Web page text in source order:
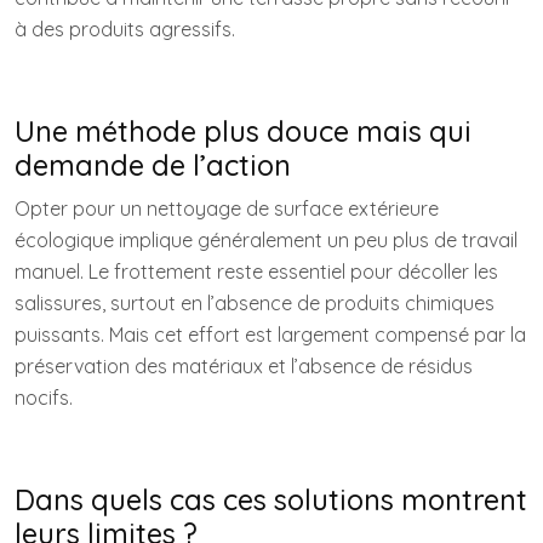
à des produits agressifs.
Une méthode plus douce mais qui
demande de l’action
Opter pour un nettoyage de surface extérieure
écologique implique généralement un peu plus de travail
manuel. Le frottement reste essentiel pour décoller les
salissures, surtout en l’absence de produits chimiques
puissants. Mais cet effort est largement compensé par la
préservation des matériaux et l’absence de résidus
nocifs.
Dans quels cas ces solutions montrent
leurs limites ?